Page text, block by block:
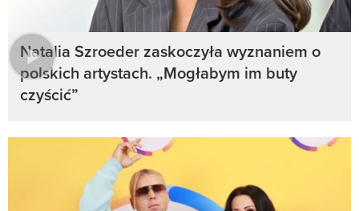
Natalia Szroeder zaskoczyła wyznaniem o
polskich artystach. „Mogłabym im buty
czyścić”